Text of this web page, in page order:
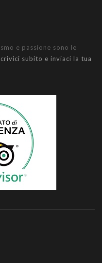
e passione sono le
subito e inviaci la tua